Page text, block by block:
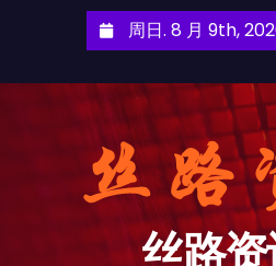
周日. 8 月 9th,
丝路